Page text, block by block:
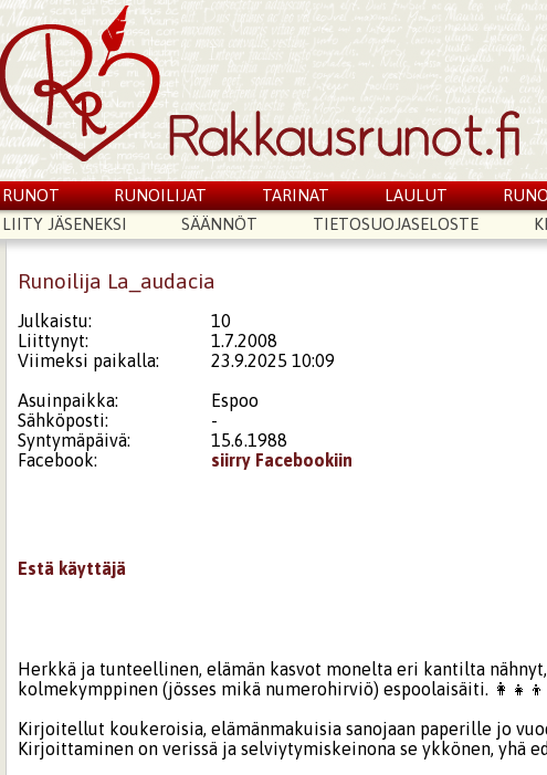
RUNOT RUNOILIJAT TARINAT LAULUT
LIITY JÄSENEKSI
SÄÄNNÖT TIETOSUOJASELOSTE
Runoilija La_audacia
Julkaistu:
10
Liittynyt:
1.7.2008
Viimeksi paikalla:
23.9.2025 10:09
Asuinpaikka:
Espoo
Sähköposti:
-
Syntymäpäivä:
15.6.1988
Facebook:
siirry Facebookiin
Estä käyttäjä
Herkkä ja tunteellinen, elämän kasvot monelta eri kantilta
kolmekymppinen (jösses mikä numerohirviö) espoolaisäiti. 👩‍👧‍👦
Kirjoitellut koukeroisia, elämänmakuisia sanojaan paperille jo
Kirjoittaminen on verissä ja selviytymiskeinona se ykkönen, yhä